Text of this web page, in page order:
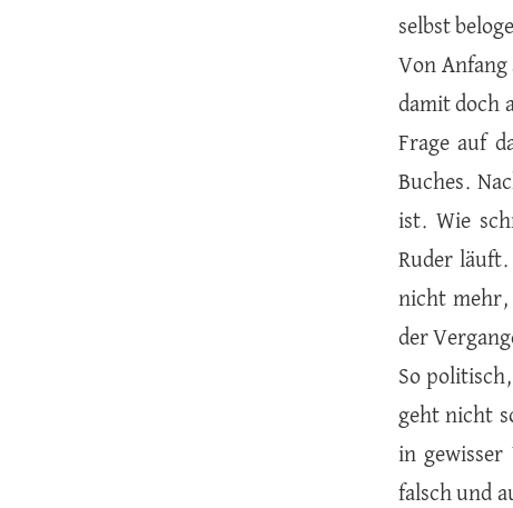
selbst
Von Anfang
damit doch
Frage auf
Buches.
ist. Wie
Ruder
nicht mehr,
der
So
geht nicht
in gewisser
falsch und